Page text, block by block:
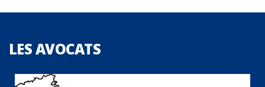
LESAVOCATS